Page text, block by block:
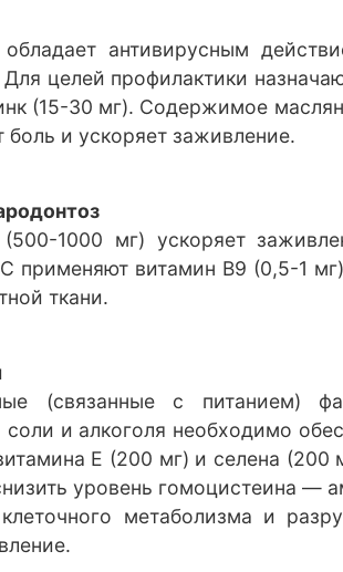
антивирусным
целей профилактики
(15-30 мг). Содержимое
боль и ускоряет заживление.
1000 мг) ускоряет
применяют витамин В9 (0,5-1
ткани.
(связанные с питанием)
соли и алкоголя необходимо
Е (200 мг) и селена
уровень гомоцистеина —
метаболизма и